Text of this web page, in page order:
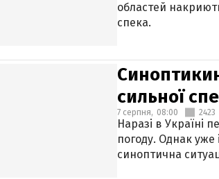
областей
спека.
сильної
7 серпня, 08:00 2423
Наразі в Україні
погоду. Однак
синоптична